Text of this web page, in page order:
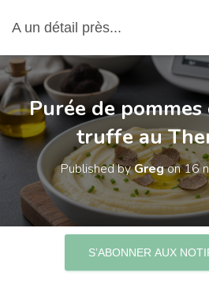
A un détail près...
Purée de
truffe au
Published byGregon16
S’ABONNER AUX